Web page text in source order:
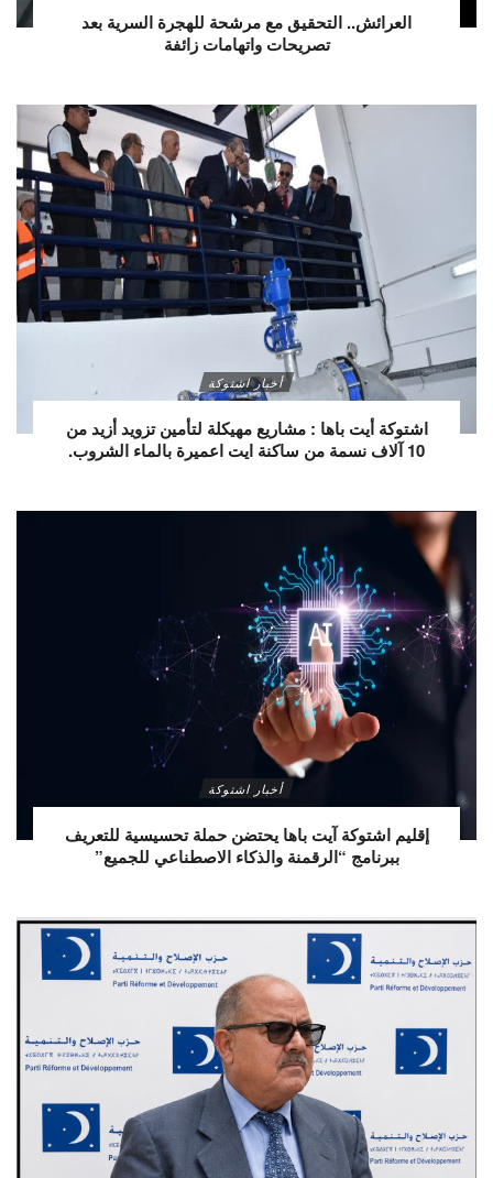
العرائش.. التحقيق مع مرشحة للهجرة السرية بعد
تصريحات واتهامات زائفة
أخبار اشتوكة
اشتوكة أيت باها : مشاريع مهيكلة لتأمين تزويد أزيد من
10 آلاف نسمة من ساكنة ايت اعميرة بالماء الشروب.
أخبار اشتوكة
إقليم اشتوكة آيت باها يحتضن حملة تحسيسية للتعريف
ببرنامج “الرقمنة والذكاء الاصطناعي للجميع”